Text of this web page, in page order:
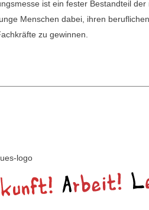
ist ein fester Bestandteil
Menschen dabei, ihren
zu gewinnen.